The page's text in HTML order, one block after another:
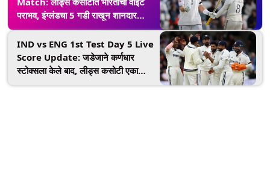
पराभव, इंग्लंडचा 5 गडी राखून शानदार
विजय; मालिकेत 1-0 घेतली अशी आघाडी
IND vs ENG 1st Test Day 5 Live
Score Update: जडेजाने कर्णधार
स्टोक्सला केले बाद, लीड्स कसोटी एका